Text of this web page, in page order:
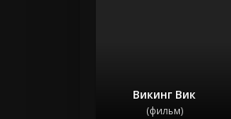
Викинг Вик
(фильм)